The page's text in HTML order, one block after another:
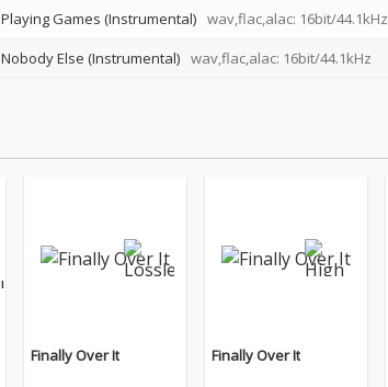
Playing Games (Instrumental) wav,flac,alac: 16bit/44.1kHz
Nobody Else (Instrumental) wav,flac,alac: 16bit/44.1kHz
Finally Over It Finally Over It